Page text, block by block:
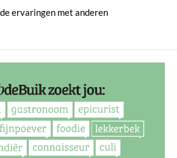
ervaringen met anderen